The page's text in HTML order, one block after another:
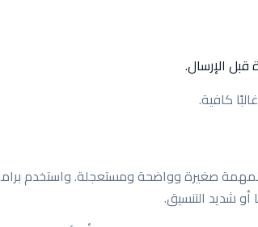
قبل الإرسال.
كافية.
صغيرة وواضحة ومستعجلة. واستخدم
أو شديد التنسيق.